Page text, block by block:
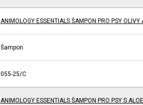
ANIMOLOGY ESSENTIALS ŠAMPON PRO PSY OLIVY
Šampon
055-25/C
ANIMOLOGY ESSENTIALS ŠAMPON PRO PSY S